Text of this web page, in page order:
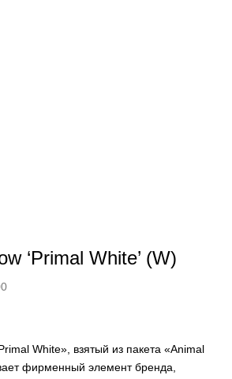
‘Primal White’ (W)
White», взятый из пакета «Animal
фирменный элемент бренда,